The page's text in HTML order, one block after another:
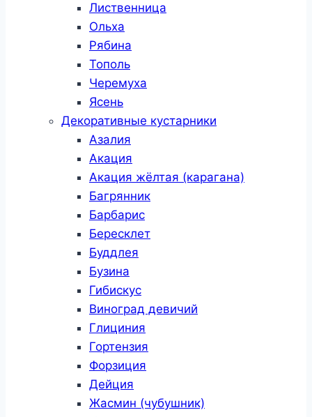
Лиственница
Ольха
Рябина
Тополь
Черемуха
Ясень
Декоративные кустарники
Азалия
Акация
Акация жёлтая (карагана)
Багрянник
Барбарис
Бересклет
Буддлея
Бузина
Гибискус
Виноград девичий
Глициния
Гортензия
Форзиция
Дейция
Жасмин (чубушник)